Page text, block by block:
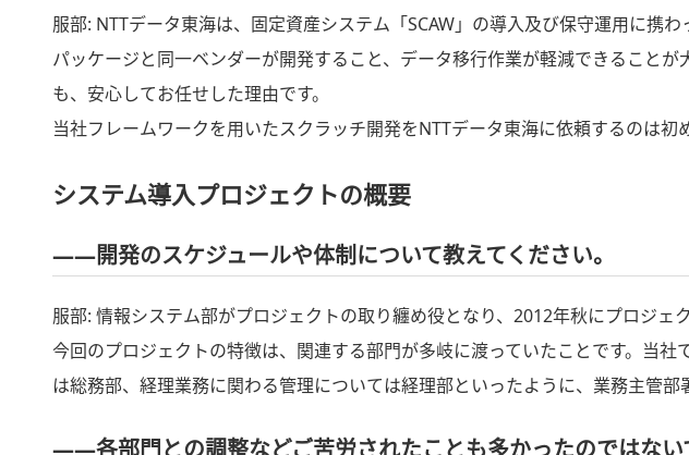
服部: NTTデータ東海は、固定資産システム「SCAW」の導入及び保守運用に携
パッケージと同一ベンダーが開発すること、データ移行作業が軽減できること
も、安心してお任せした理由です。
当社フレームワークを用いたスクラッチ開発をNTTデータ東海に依頼するのは
システム導入プロジェクトの概要
――開発のスケジュールや体制について教えてください。
服部: 情報システム部がプロジェクトの取り纏め役となり、2012年秋にプロジ
今回のプロジェクトの特徴は、関連する部門が多岐に渡っていたことです。当
は総務部、経理業務に関わる管理については経理部といったように、業務主管
――各部門との調整などご苦労されたことも多かったのではない